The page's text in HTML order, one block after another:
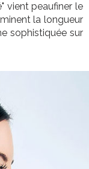
vient peaufiner le
la longueur
sophistiquée sur